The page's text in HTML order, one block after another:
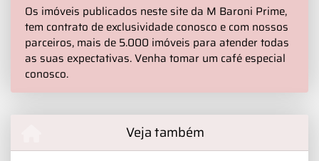
Os imóveis publicados neste site da M Baroni Prime,
tem contrato de exclusividade conosco e com nossos
parceiros, mais de 5.000 imóveis para atender todas
as suas expectativas. Venha tomar um café especial
conosco.
Veja também